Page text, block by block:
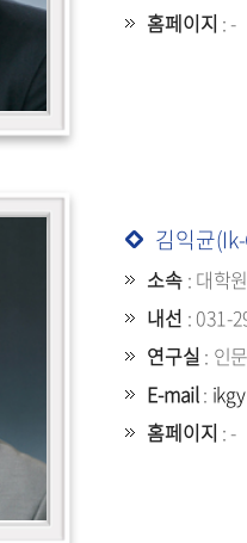
홈페이지 : -
김익균
소속: 대학
내선 : 031-
연구실 : 인
E-mail:
홈페이지 : -